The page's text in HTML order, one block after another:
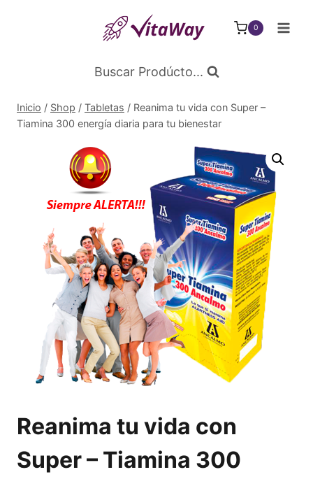
0
Buscar Prodúcto...
Inicio / Shop / Tabletas / Reanima tu vida con Super –
Tiamina 300 energía diaria para tu bienestar
Reanima tu vida con
Super – Tiamina 300